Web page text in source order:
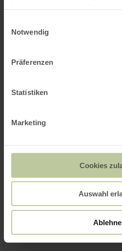
Notwendig
Präferenzen
Statistiken
Marketing
Cookies
Auswahl